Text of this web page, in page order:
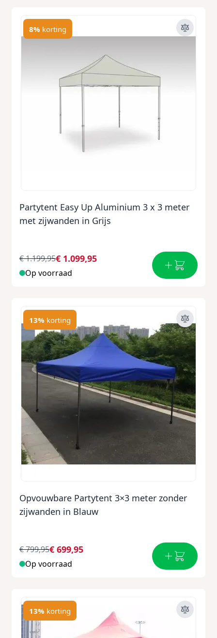
8% korting
Partytent Easy Up Aluminium 3 x 3 meter
met zijwanden in Grijs
€ 1.099,95
€ 1.199,95
Op voorraad
13% korting
Opvouwbare Partytent 3×3 meter zonder
zijwanden in Blauw
€ 699,95
€ 799,95
Op voorraad
13% korting